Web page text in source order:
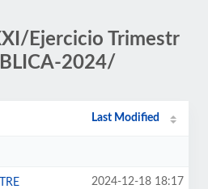
Ejercicio Trimestr
2024/
Last Modified
2024-12-18 18:17